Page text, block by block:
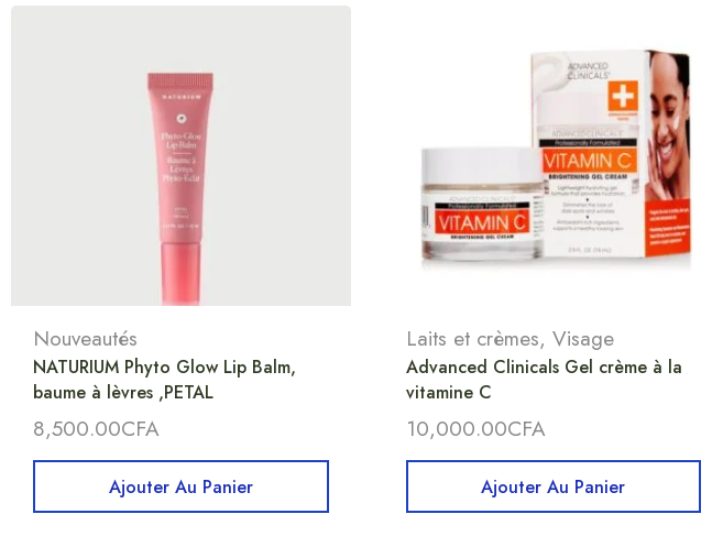
Nouveautés
NATURIUM Phyto Glow Lip Balm,
baume à lèvres ,PETAL
8,500.00CFA
Ajouter Au Panier
Laits et crèmes, Visage
Advanced Clinicals Gel crème à la
vitamine C
10,000.00CFA
Ajouter Au Panier